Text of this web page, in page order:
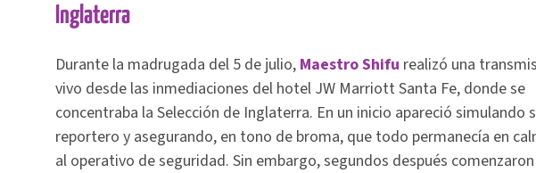
Inglaterra
Durante la madrugada del 5 de julio, Maestro Shifu realizó una
vivo desde las inmediaciones del hotel JW Marriott Santa Fe, donde se
concentraba la Selección de Inglaterra. En un inicio apareció simulando
reportero y asegurando, en tono de broma, que todo permanecía en
al operativo de seguridad. Sin embargo, segundos después